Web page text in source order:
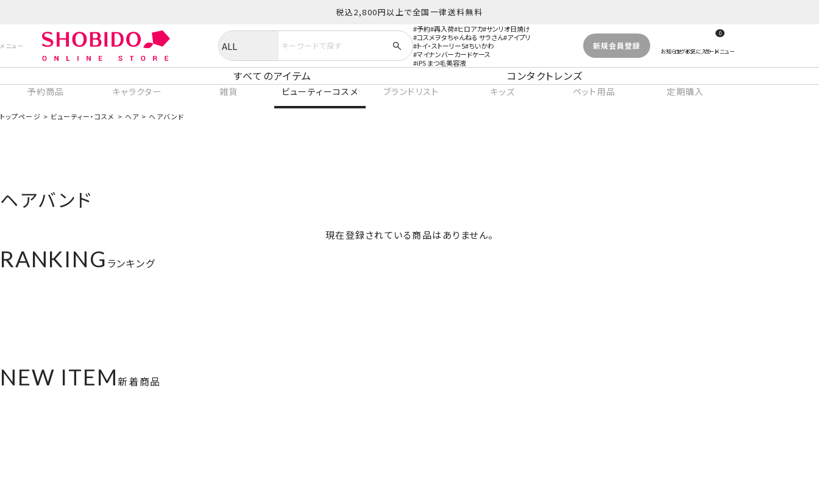
税込2,800円以上で全国一律送料無料
予約 再入荷 ヒロアカ サンリオ日焼け
コスメヲタちゃんねる サラさん アイプリ
トイ・ストーリー5 ちいかわ
マイナンバーカードケース
iPS まつ毛美容液
新規会員登録
0
すべてのアイテム コンタクトレンズ
予約商品 キャラクター 雑貨 ビューティーコスメ ブランドリスト キッズ ペット用品 定期購入
トップページ ビューティー・コスメ ヘア ヘアバンド
ヘアバンド
現在登録されている商品はありません。
RANKING ランキング
NEW ITEM新着商品